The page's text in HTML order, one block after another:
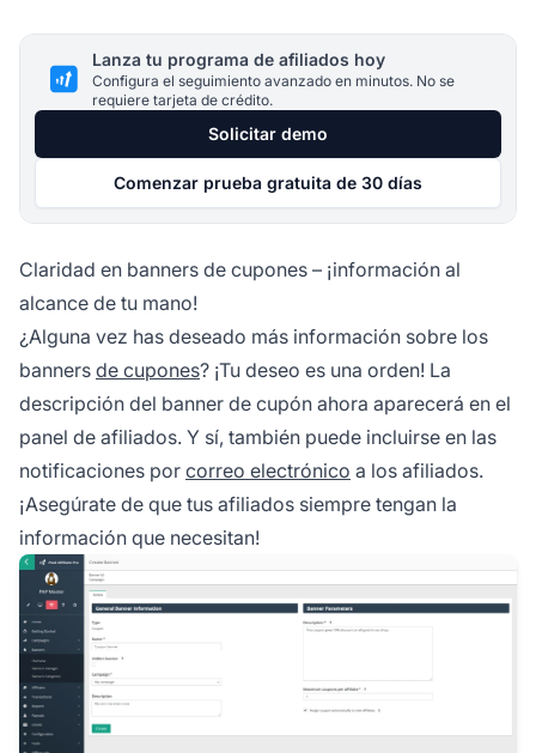
Lanza tu programa de afiliados hoy
Configura el seguimiento avanzado en minutos. No se
requiere tarjeta de crédito.
Solicitar demo
Comenzar prueba gratuita de 30 días
Claridad en banners de cupones – ¡información al
alcance de tu mano!
¿Alguna vez has deseado más información sobre los
banners de cupones? ¡Tu deseo es una orden! La
descripción del banner de cupón ahora aparecerá en el
panel de afiliados. Y sí, también puede incluirse en las
notificaciones por correo electrónico a los afiliados.
¡Asegúrate de que tus afiliados siempre tengan la
información que necesitan!